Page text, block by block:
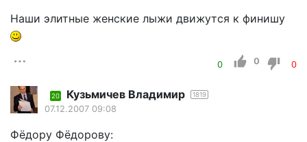
Наши элитные женские лыжи движутся к финишу
0 0 0
20 Кузьмичев Владимир 1819
07.12.2007 09:08
Фёдору Фёдорову: